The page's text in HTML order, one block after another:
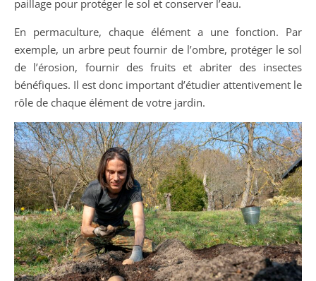
paillage pour protéger le sol et conserver l’eau.
En permaculture, chaque élément a une fonction. Par
exemple, un arbre peut fournir de l’ombre, protéger le sol
de l’érosion, fournir des fruits et abriter des insectes
bénéfiques. Il est donc important d’étudier attentivement le
rôle de chaque élément de votre jardin.